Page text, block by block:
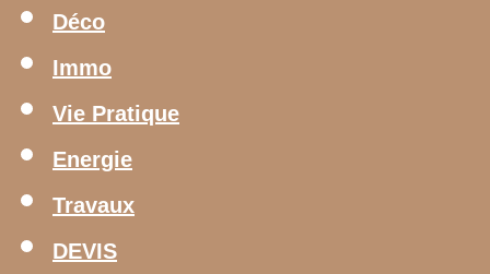
Déco
Immo
Vie Pratique
Energie
Travaux
DEVIS